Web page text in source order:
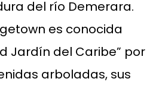
del río Demerara.
es conocida
Jardín del Caribe” por
arboladas, sus